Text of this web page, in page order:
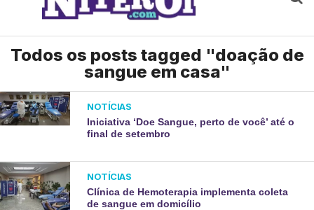
Todos os posts tagged "doação de
sangue em casa"
NOTÍCIAS
Iniciativa ‘Doe Sangue, perto de você’ até o
final de setembro
NOTÍCIAS
Clínica de Hemoterapia implementa coleta
de sangue em domicílio